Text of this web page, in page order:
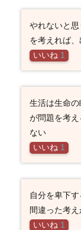
やれないと
を考えれば
いいね 1
生活は生命
が問題を考
ない
いいね 1
自分を卑下
間違った考
いいね 1